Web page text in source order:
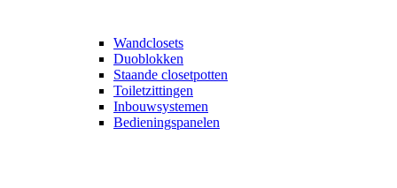
Wandclosets
Duoblokken
Staande closetpotten
Toiletzittingen
Inbouwsystemen
Bedieningspanelen